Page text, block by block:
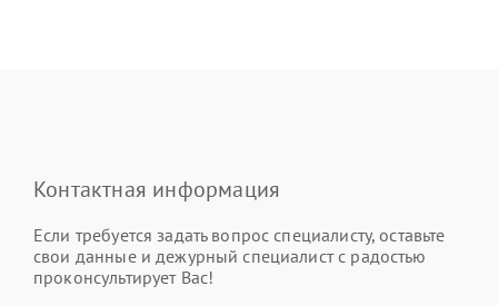
Контактная информация
Если требуется задать вопрос специалисту, оставьте
свои данные и дежурный специалист с радостью
проконсультирует Вас!